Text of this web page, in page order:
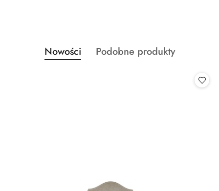
Pomiń karuzelę produktów
Produkty
o
Nowości
Produkty
Podobne produkty